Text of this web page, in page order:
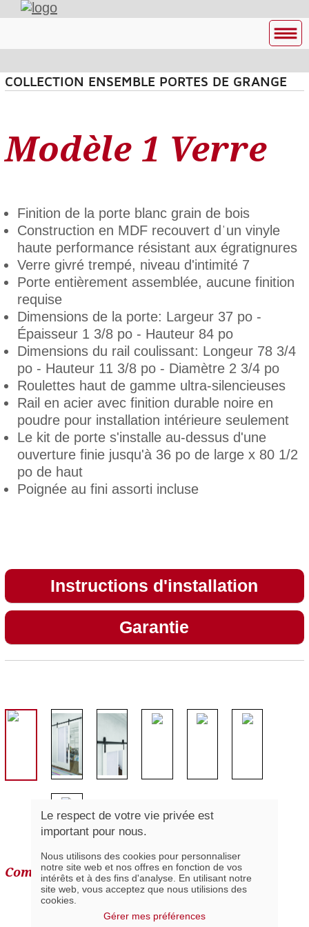
COLLECTION ENSEMBLE PORTES DE GRANGE
Modèle 1 Verre
Finition de la porte blanc grain de bois
Construction en MDF recouvert dˈun vinyle
haute performance résistant aux égratignures
Verre givré trempé, niveau d'intimité 7
Porte entièrement assemblée, aucune finition
requise
Dimensions de la porte: Largeur 37 po -
Épaisseur 1 3/8 po - Hauteur 84 po
Dimensions du rail coulissant: Longeur 78 3/4
po - Hauteur 11 3/8 po - Diamètre 2 3/4 po
Roulettes haut de gamme ultra-silencieuses
Rail en acier avec finition durable noire en
poudre pour installation intérieure seulement
Le kit de porte s'installe au-dessus d'une
ouverture finie jusqu'à 36 po de large x 80 1/2
po de haut
Poignée au fini assorti incluse
Instructions d'installation
Garantie
Composantes de la série
Le respect de votre vie privée est
important pour nous.
Nous utilisons des cookies pour personnaliser
notre site web et nos offres en fonction de vos
intérêts et à des fins d'analyse. En utilisant notre
site web, vous acceptez que nous utilisions des
cookies.
Gérer mes préférences